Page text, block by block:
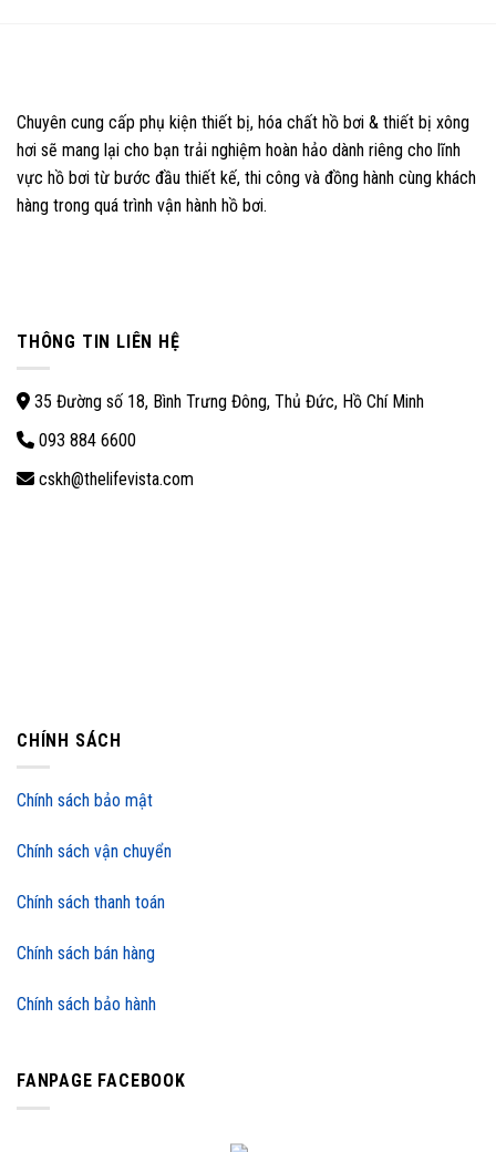
Chuyên cung cấp phụ kiện thiết bị, hóa chất hồ bơi & thiết bị xông
hơi sẽ mang lại cho bạn trải nghiệm hoàn hảo dành riêng cho lĩnh
vực hồ bơi từ bước đầu thiết kế, thi công và đồng hành cùng khách
hàng trong quá trình vận hành hồ bơi.
THÔNG TIN LIÊN HỆ
35 Đường số 18, Bình Trưng Đông, Thủ Đức, Hồ Chí Minh
093 884 6600
cskh@thelifevista.com
CHÍNH SÁCH
Chính sách bảo mật
Chính sách vận chuyển
Chính sách thanh toán
Chính sách bán hàng
Chính sách bảo hành
FANPAGE FACEBOOK